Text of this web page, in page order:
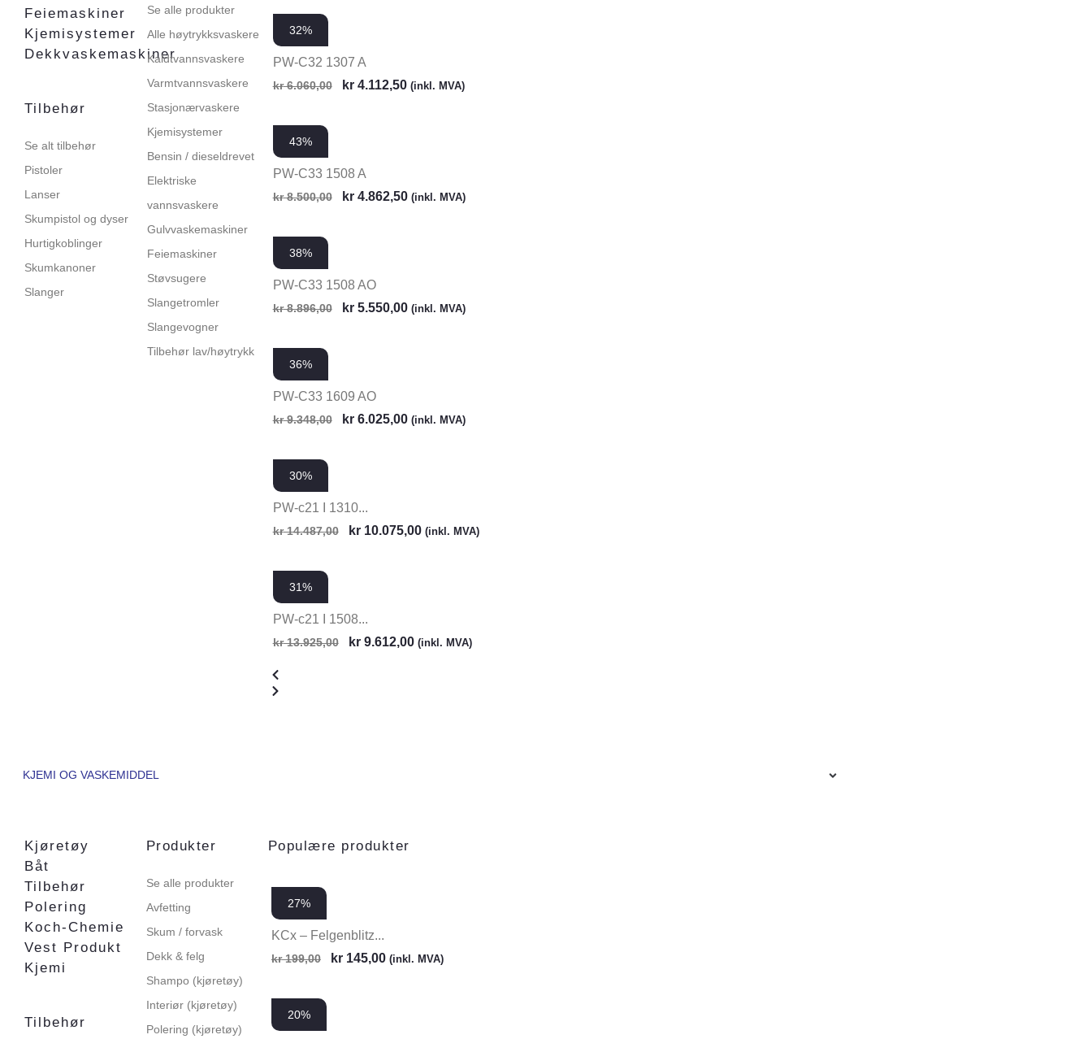
Feiemaskiner
Kjemisystemer
Dekkvaskemaskiner
Tilbehør
Se alt tilbehør
Pistoler
Lanser
Skumpistol og dyser
Hurtigkoblinger
Skumkanoner
Slanger
Se alle produkter
Alle høytrykksvaskere
Kaldtvannsvaskere
Varmtvannsvaskere
Stasjonærvaskere
Kjemisystemer
Bensin / dieseldrevet
Elektriske
vannsvaskere
Gulvvaskemaskiner
Feiemaskiner
Støvsugere
Slangetromler
Slangevogner
Tilbehør lav/høytrykk
32%
PW-C32 1307 A
kr6.060,00 kr4.112,50 (inkl. MVA)
43%
PW-C33 1508 A
kr8.500,00 kr4.862,50 (inkl. MVA)
38%
PW-C33 1508 AO
kr8.896,00 kr5.550,00 (inkl. MVA)
36%
PW-C33 1609 AO
kr9.348,00 kr6.025,00 (inkl. MVA)
30%
PW-c21 I 1310...
kr14.487,00 kr10.075,00 (inkl. MVA)
31%
PW-c21 I 1508...
kr13.925,00 kr9.612,00 (inkl. MVA)
KJEMI OG VASKEMIDDEL
Kjøretøy
Båt
Tilbehør
Polering
Koch-Chemie
Vest Produkt
Kjemi
Tilbehør
Produkter
Se alle produkter
Avfetting
Skum / forvask
Dekk & felg
Shampo (kjøretøy)
Interiør (kjøretøy)
Polering (kjøretøy)
Populære produkter
27%
KCx – Felgenblitz...
kr199,00 kr145,00 (inkl. MVA)
20%